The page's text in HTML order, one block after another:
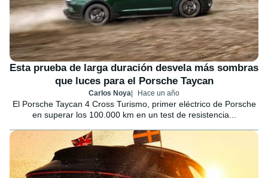
Esta prueba de larga duración desvela más sombras
que luces para el Porsche Taycan
Carlos Noya Hace un año
El Porsche Taycan 4 Cross Turismo, primer eléctrico de Porsche
en superar los 100.000 km en un test de resistencia...